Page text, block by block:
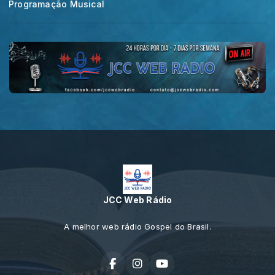
Programação Musical
JCC Web Rádio
A melhor web rádio Gospel do Brasil.